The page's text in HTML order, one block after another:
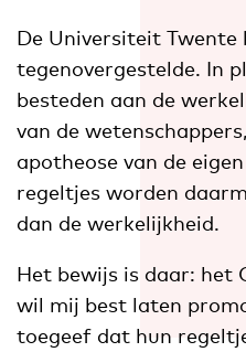
De Universiteit Twente
tegenovergestelde. In
besteden aan de
van de
apotheose van de
regeltjes worden
dan de werkelijkheid.
Het bewijs is daar: het
wil mij best laten
toegeef dat hun